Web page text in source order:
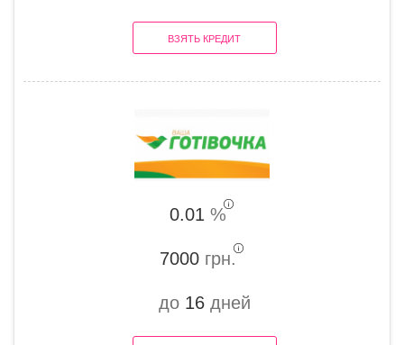
ВЗЯТЬ КРЕДИТ
0.01 %
7000грн.
до 16дней